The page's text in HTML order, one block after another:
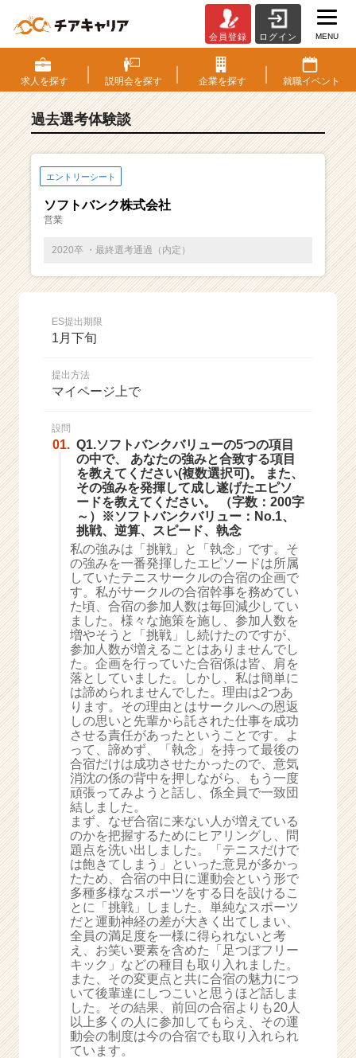
S・
選
考
験
ベ
チ
ー・
成
ス
ト
が
届
く
就
活
サ
イ
ト
チ
ア
キ
ャ
リ
ア
（C
h
e
e
r
C
a
r
e
e
r）
会員登録 ログイン MENU
求人を探す 説明会を探す 企業を探す 就職イベント
過去選考体験談
エントリーシート
ソフトバンク株式会社
営業
2020卒 ・最終選考通過（内定）
ES提出期限
1月下旬
提出方法
マイページ上で
設問
01. Q1.ソフトバンクバリューの5つの項目
の中で、 あなたの強みと合致する項目
を教えてください(複数選択可)。 また、
その強みを発揮して成し遂げたエピソ
ードを教えてください。 （字数：200字
～）※ソフトバンクバリュー：No.1、
挑戦、逆算、スピード、執念
私の強みは「挑戦」と「執念」です。そ
の強みを一番発揮したエピソードは所属
していたテニスサークルの合宿の企画で
す。私がサークルの合宿幹事を務めてい
た頃、合宿の参加人数は毎回減少してい
ました。様々な施策を施し、参加人数を
増やそうと「挑戦」し続けたのですが、
参加人数が増えることはありませんでし
た。企画を行っていた合宿係は皆、肩を
落としていました。しかし、私は簡単に
は諦められませんでした。理由は2つあ
ります。その理由とはサークルへの恩返
しの思いと先輩から託された仕事を成功
させる責任があったということです。よ
って、諦めず、「執念」を持って最後の
合宿だけは成功させたかったので、意気
消沈の係の背中を押しながら、もう一度
頑張ってみようと話し、係全員で一致団
結しました。
まず、なぜ合宿に来ない人が増えている
のかを把握するためにヒアリングし、問
題点を洗い出しました。「テニスだけで
は飽きてしまう」といった意見が多かっ
たため、合宿の中日に運動会という形で
多種多様なスポーツをする日を設けるこ
とに「挑戦」しました。単純なスポーツ
だと運動神経の差が大きく出てしまい、
全員の満足度を一様に得られないと考
え、お笑い要素を含めた「足つぼフリー
キック」などの種目も取り入れました。
また、その変更点と共に合宿の魅力につ
いて後輩達にしつこいと思うほど話しま
した。その結果、前回の合宿よりも20人
以上多くの人に参加してもらえ、その運
動会の制度は今の合宿でも取り入れられ
ています。